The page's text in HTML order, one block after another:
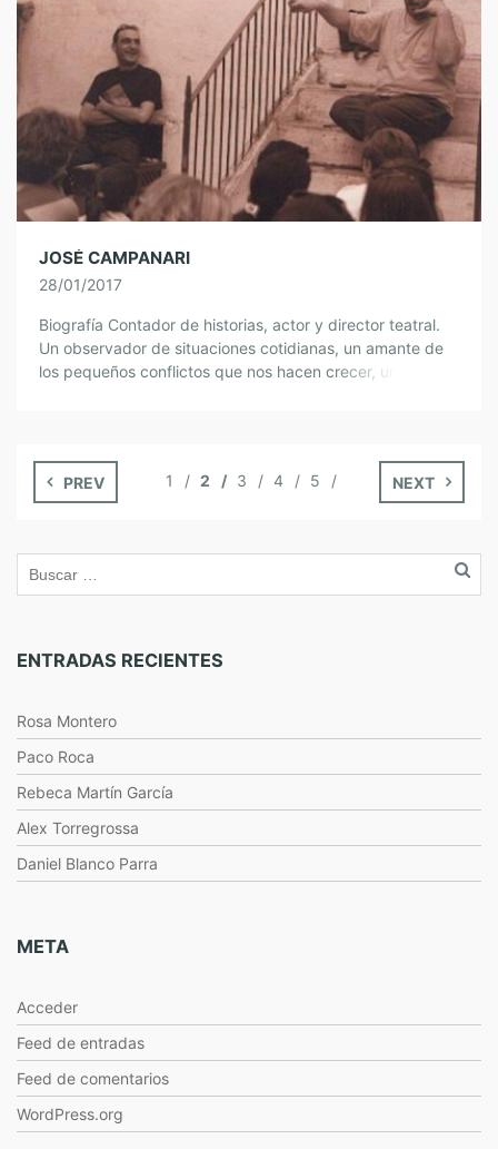
JOSÉ CAMPANARI
28/01/2017
Biografía Contador de historias, actor y director teatral.
Un observador de situaciones cotidianas, un amante de
los pequeños conflictos que nos hacen crecer, un
PREV 1 2 3 4 5 NEXT
ENTRADAS RECIENTES
Rosa Montero
Paco Roca
Rebeca Martín García
Alex Torregrossa
Daniel Blanco Parra
META
Acceder
Feed de entradas
Feed de comentarios
WordPress.org